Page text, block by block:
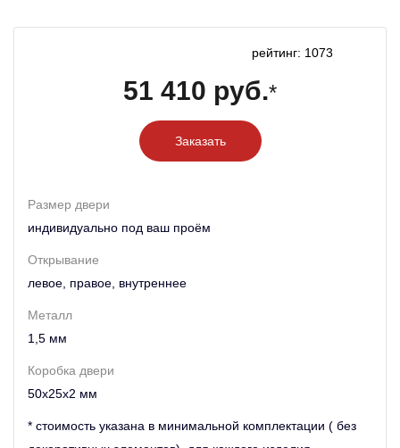
рейтинг: 1073
51 410 руб.*
Заказать
Размер двери
индивидуально под ваш проём
Открывание
левое, правое, внутреннее
Металл
1,5 мм
Коробка двери
50х25х2 мм
* стоимость указана в минимальной комплектации ( без